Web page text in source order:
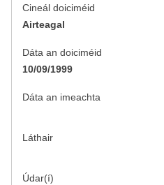
Cineál doiciméid
Airteagal
Dáta an doiciméid
10/09/1999
Dáta an imeachta
Láthair
Údar(í)